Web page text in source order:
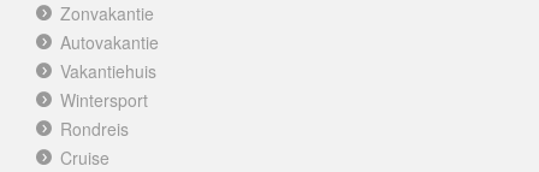
Zonvakantie
Autovakantie
Vakantiehuis
Wintersport
Rondreis
Cruise